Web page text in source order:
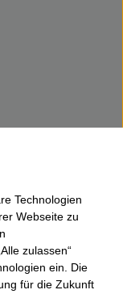
Technologien
Webseite zu
zulassen“
ein. Die
für die Zukunft